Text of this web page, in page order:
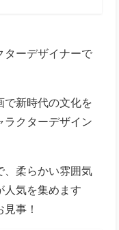
ターデザイナーで
で新時代の文化を
ラクターデザイン
、柔らかい雰囲気
人気を集めます
事！